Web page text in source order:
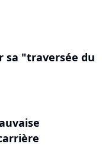
sa "traversée du